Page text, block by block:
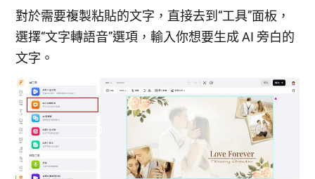
對於需要複製粘貼的文字，直接去到“工具”面板，
選擇“文字轉語音”選項，輸入你想要生成 AI 旁白的
文字。